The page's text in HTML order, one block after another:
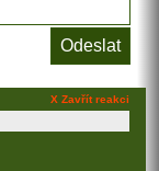
X Zavřít reakci